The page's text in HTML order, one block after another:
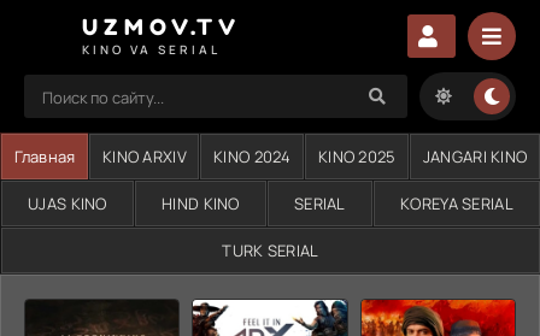
UZMOV.TV
KINO VA SERIAL
Главная KINO ARXIV KINO 2024 KINO 2025 JANGARI KINO
UJAS KINO HIND KINO SERIAL KOREYA SERIAL
TURK SERIAL